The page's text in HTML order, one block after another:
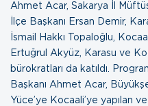
Ahmet Acar, Sakarya İl
İlçe Başkanı Ersan Demir,
İsmail Hakkı Topaloğlu,
Ertuğrul Akyüz, Karasu ve
bürokratları da katıldı.
Başkanı Ahmet Acar,
Yüce’ye Kocaali’ye yapılan